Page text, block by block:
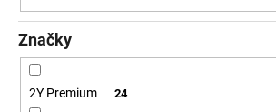
Značky
2Y Premium 24